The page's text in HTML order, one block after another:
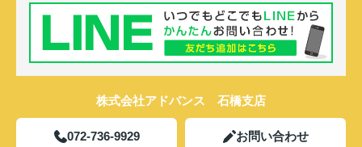
株式会社アドバンス 石橋支店
072-736-9929 お問い合わせ